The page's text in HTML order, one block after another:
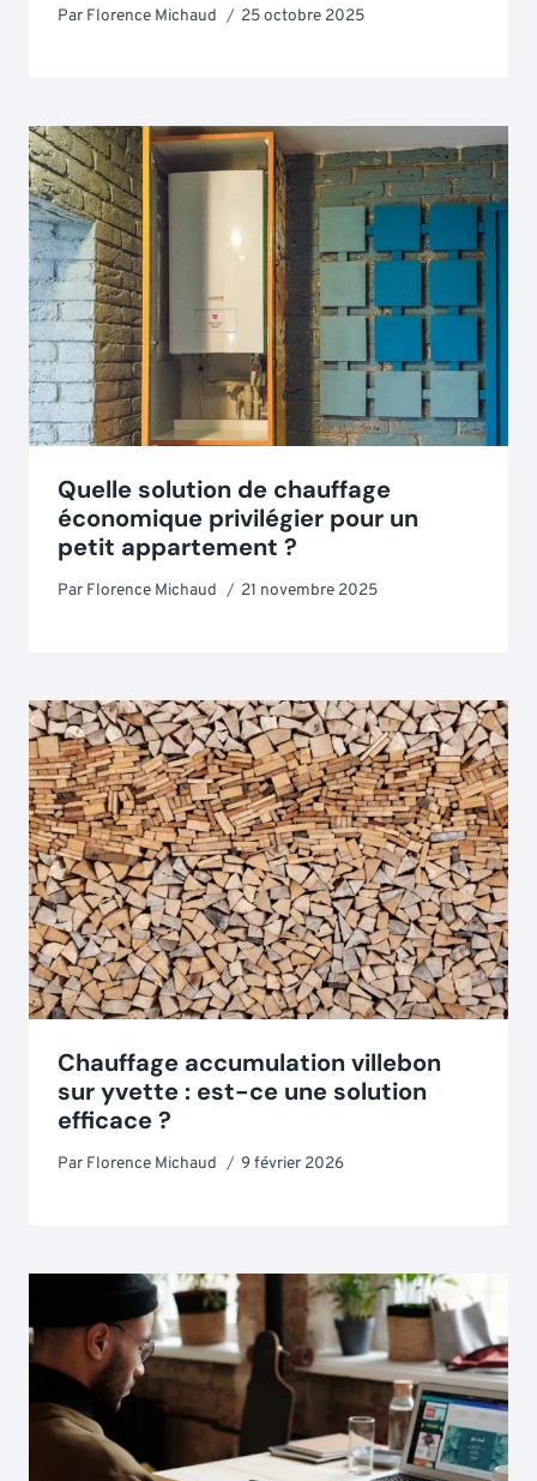
Par Florence Michaud 25 octobre 2025
Quelle solution de chauffage
économique privilégier pour un
petit appartement ?
Par Florence Michaud 21 novembre 2025
Chauffage accumulation villebon
sur yvette : est-ce une solution
efficace ?
Par Florence Michaud 9 février 2026